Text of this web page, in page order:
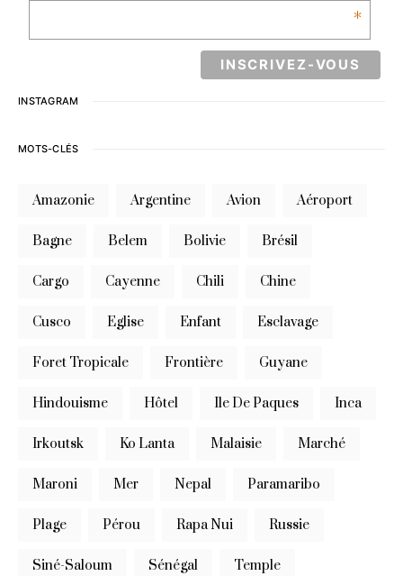
*
INSTAGRAM
MOTS-CLÉS
Amazonie Argentine Avion Aéroport
Bagne Belem Bolivie Brésil
Cargo Cayenne Chili Chine
Cusco Eglise Enfant Esclavage
Foret Tropicale Frontière Guyane
Hindouisme Hôtel Ile De Paques Inca
Irkoutsk Ko Lanta Malaisie Marché
Maroni Mer Nepal Paramaribo
Plage Pérou Rapa Nui Russie
Siné-Saloum Sénégal Temple